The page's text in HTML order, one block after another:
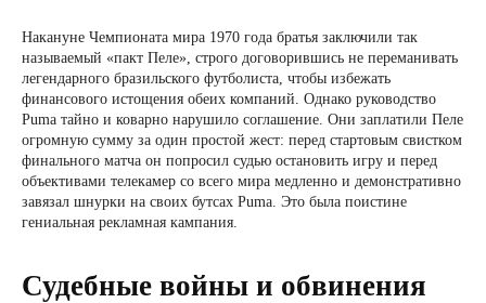
Накануне Чемпионата мира 1970 года братья заключили так
называемый «пакт Пеле», строго договорившись не переманивать
легендарного бразильского футболиста, чтобы избежать
финансового истощения обеих компаний. Однако руководство
Puma тайно и коварно нарушило соглашение. Они заплатили Пеле
огромную сумму за один простой жест: перед стартовым свистком
финального матча он попросил судью остановить игру и перед
объективами телекамер со всего мира медленно и демонстративно
завязал шнурки на своих бутсах Puma. Это была поистине
гениальная рекламная кампания.
Судебные войны и обвинения